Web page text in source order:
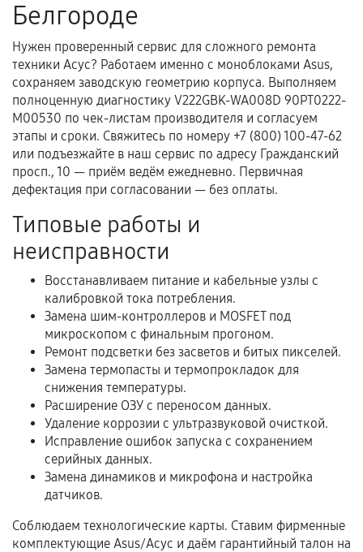
Документы для подтверждения
гарантии
Гарантийный талон.
Акт выполненных работ с датой, перечнем
услуг и сроком гарантии.
Документы на установленные комплектующие
и кассовый чек.
Расширенная гарантия
В некоторых случаях возможно оформление
расширенной гарантии. Стоимость, сроки и
условия продления согласовываются отдельно и
фиксируются в документах.
Когда гарантия не действует
Нарушение правил эксплуатации,
механические повреждения, попадание влаги,
перегрев, коррозия.
Самостоятельный ремонт или вмешательство
третьих лиц.
Белгороде
Нужен проверенный сервис для сложного ремонта
техники Асус? Работаем именно с моноблоками Asus,
сохраняем заводскую геометрию корпуса. Выполняем
полноценную диагностику V222GBK-WA008D 90PT0222-
M00530 по чек-листам производителя и согласуем
этапы и сроки. Свяжитесь по номеру +7 (800) 100-47-62
или подъезжайте в наш сервис по адресу Гражданский
просп., 10 — приём ведём ежедневно. Первичная
дефектация при согласовании — без оплаты.
Типовые работы и
неисправности
Восстанавливаем питание и кабельные узлы с
калибровкой тока потребления.
Замена шим-контроллеров и MOSFET под
микроскопом с финальным прогоном.
Ремонт подсветки без засветов и битых пикселей.
Замена термопасты и термопрокладок для
снижения температуры.
Расширение ОЗУ с переносом данных.
Удаление коррозии с ультразвуковой очисткой.
Исправление ошибок запуска с сохранением
серийных данных.
Замена динамиков и микрофона и настройка
датчиков.
Соблюдаем технологические карты. Ставим фирменные
комплектующие Asus/Асус и даём гарантийный талон на